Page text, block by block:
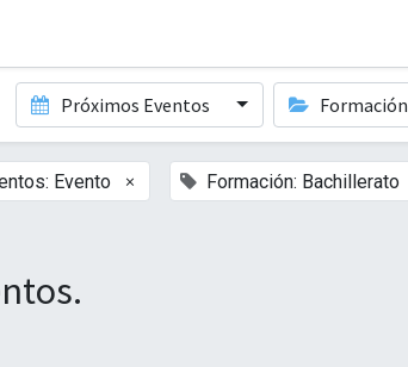
Próximos Eventos Formación
Evento × Formación: Bachillerato